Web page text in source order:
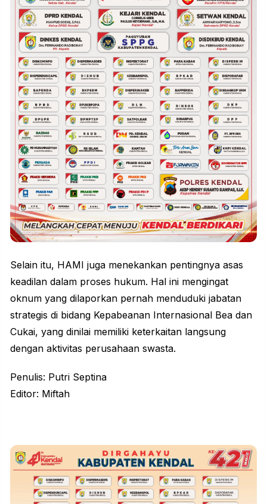
Selain itu, HAMI juga menekankan pentingnya asas
keadilan dalam proses hukum. Hal ini mengingat
oknum yang dilaporkan pernah menduduki jabatan
strategis di bidang Kepabeanan Internasional Bea dan
Cukai, yang dinilai memiliki keterkaitan langsung
dengan aktivitas perusahaan swasta.
Penulis: Putri Septina
Editor: Miftah